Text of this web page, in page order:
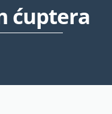
ćuptera